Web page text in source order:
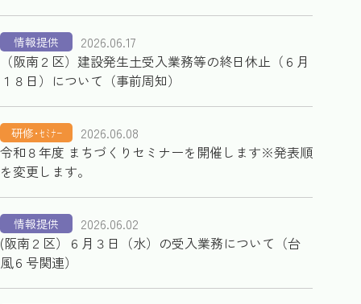
情報提供
2026.06.17
（阪南２区）建設発生土受入業務等の終日休止（６月
１８日）について（事前周知）
研修･ｾﾐﾅｰ
2026.06.08
令和８年度 まちづくりセミナーを開催します※発表順
を変更します。
情報提供
2026.06.02
(阪南２区）６月３日（水）の受入業務について（台
風６号関連）